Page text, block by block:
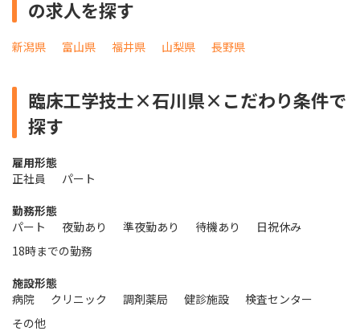
の求人を探す
新潟県 富山県 福井県 山梨県 長野県
臨床工学技士×石川県×こだわり条件で
探す
雇用形態
正社員
パート
勤務形態
パート
夜勤あり 準夜勤あり 待機あり
日祝休み
18時までの勤務
施設形態
病院
クリニック 調剤薬局 健診施設
検査センター
その他